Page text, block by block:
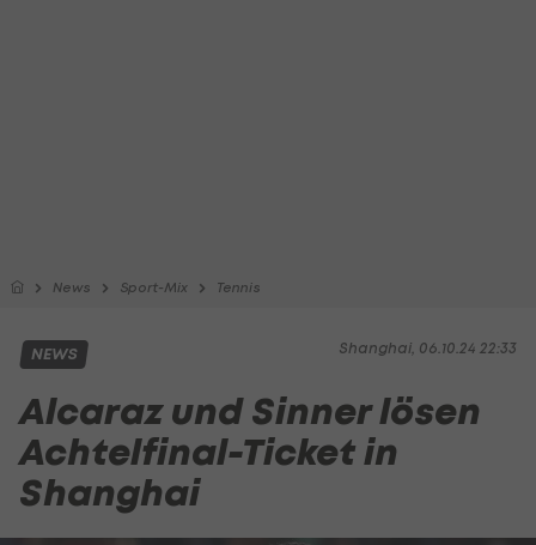
News Sport-Mix Tennis
Shanghai, 06.10.24 22:33
NEWS
Alcaraz und Sinner lösen
Achtelfinal-Ticket in
Shanghai